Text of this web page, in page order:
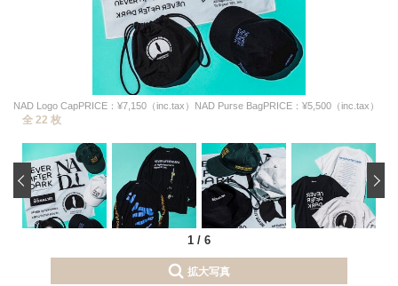
NAD Logo CapPRICE：¥7,150（inc.tax）NAD Purse BagPRICE：¥5,500（inc.tax）
全 22 枚
1 / 6
‹
拡大写真